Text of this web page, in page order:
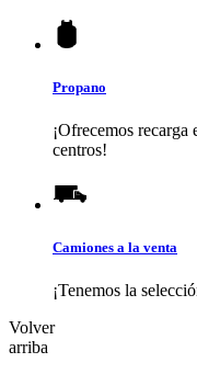
Propano
¡Ofrecemos recarga
centros!
Camiones a la venta
¡Tenemos la
Volver
arriba